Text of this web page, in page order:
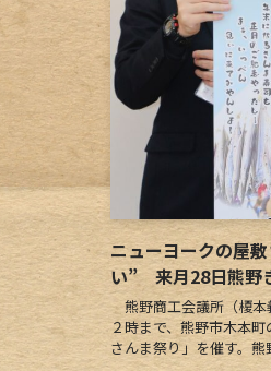
ニューヨークの屋
い” 来月28日熊野
熊野商工会議所（榎本
２時まで、熊野市木本
さんま祭り」を催す。熊